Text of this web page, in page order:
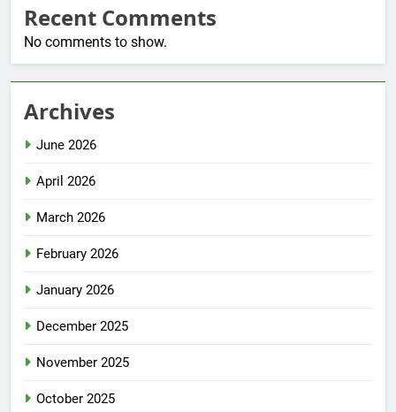
Recent Comments
No comments to show.
Archives
June 2026
April 2026
March 2026
February 2026
January 2026
December 2025
November 2025
October 2025